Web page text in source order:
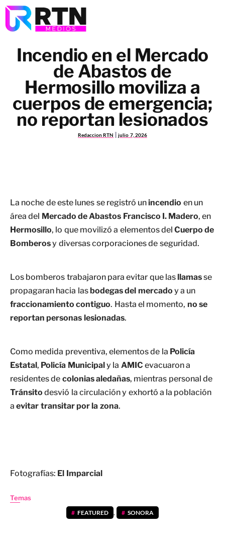
Incendio en el Mercado
de Abastos de
Hermosillo moviliza a
cuerpos de emergencia;
no reportan lesionados
Redaccion RTN julio 7, 2026
La noche de este lunes se registró unincendio en un
área del Mercado de Abastos Francisco I. Madero, en
Hermosillo, lo que movilizó a elementos delCuerpo de
Bomberosy diversas corporaciones de seguridad.
Los bomberos trabajaron para evitar que lasllamasse
propagaran hacia lasbodegas del mercado y a un
fraccionamiento contiguo. Hasta el momento, no se
reportan personas lesionadas.
Como medida preventiva, elementos de la Policía
Estatal, Policía Municipaly la AMIC evacuaron a
residentes de colonias aledañas, mientras personal de
Tránsito desvió la circulación y exhortó a la población
aevitar transitar por la zona.
Fotografías: El Imparcial
Temas
FEATURED , SONORA